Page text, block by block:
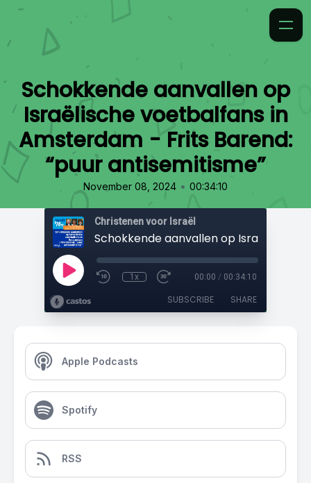
Schokkende aanvallen op
Israëlische voetbalfans in
Amsterdam - Frits Barend:
“puur antisemitisme”
November 08, 2024 • 00:34:10
Christenen voor Israël
1x 00:00 / 00:34:10
SUBSCRIBE SHARE
Apple Podcasts
Spotify
RSS